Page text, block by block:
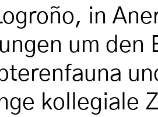
in
um
kollegiale